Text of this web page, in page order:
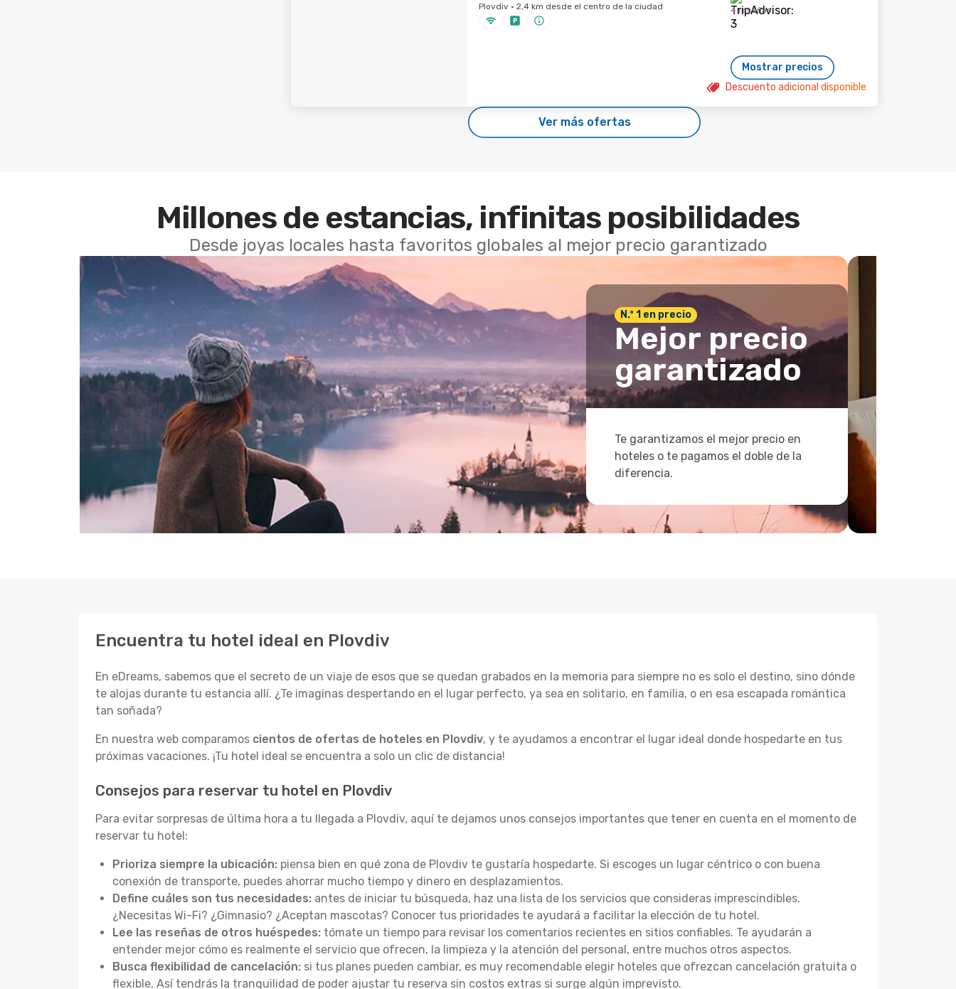
Plovdiv · 2,4 km desde el centro de la ciudad 4 reseñas
Mostrar precios
Descuento adicional disponible
Ver más ofertas
Millones de estancias, infinitas posibilidades
Desde joyas locales hasta favoritos globales al mejor precio garantizado
N.º 1 en precio
Mejor precio
garantizado
Te garantizamos el mejor precio en
hoteles o te pagamos el doble de la
diferencia.
Encuentra tu hotel ideal en Plovdiv
En eDreams, sabemos que el secreto de un viaje de esos que se quedan grabados en la memoria para siempre no es solo el destino, sino dónde
te alojas durante tu estancia allí. ¿Te imaginas despertando en el lugar perfecto, ya sea en solitario, en familia, o en esa escapada romántica
tan soñada?
En nuestra web comparamos cientos de ofertas de hoteles en Plovdiv, y te ayudamos a encontrar el lugar ideal donde hospedarte en tus
próximas vacaciones. ¡Tu hotel ideal se encuentra a solo un clic de distancia!
Consejos para reservar tu hotel en Plovdiv
Para evitar sorpresas de última hora a tu llegada a Plovdiv, aquí te dejamos unos consejos importantes que tener en cuenta en el momento de
reservar tu hotel:
Prioriza siempre la ubicación: piensa bien en qué zona de Plovdiv te gustaría hospedarte. Si escoges un lugar céntrico o con buena
conexión de transporte, puedes ahorrar mucho tiempo y dinero en desplazamientos.
Define cuáles son tus necesidades: antes de iniciar tu búsqueda, haz una lista de los servicios que consideras imprescindibles.
¿Necesitas Wi-Fi? ¿Gimnasio? ¿Aceptan mascotas? Conocer tus prioridades te ayudará a facilitar la elección de tu hotel.
Lee las reseñas de otros huéspedes: tómate un tiempo para revisar los comentarios recientes en sitios confiables. Te ayudarán a
entender mejor cómo es realmente el servicio que ofrecen, la limpieza y la atención del personal, entre muchos otros aspectos.
Busca flexibilidad de cancelación: si tus planes pueden cambiar, es muy recomendable elegir hoteles que ofrezcan cancelación gratuita o
flexible. Así tendrás la tranquilidad de poder ajustar tu reserva sin costos extras si surge algún imprevisto.